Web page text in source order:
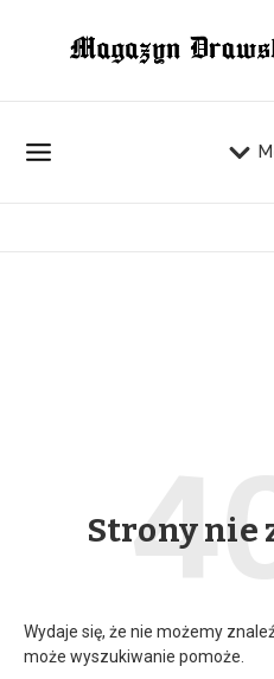
Strony nie
Wydaje się, że nie możemy
może wyszukiwanie pomoże.